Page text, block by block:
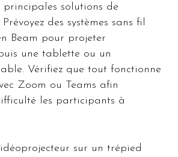
solutions de
des systèmes sans fil
Beam pour projeter
une tablette ou un
Vérifiez que tout fonctionne
Zoom ou Teams afin
les participants à
sur un trépied